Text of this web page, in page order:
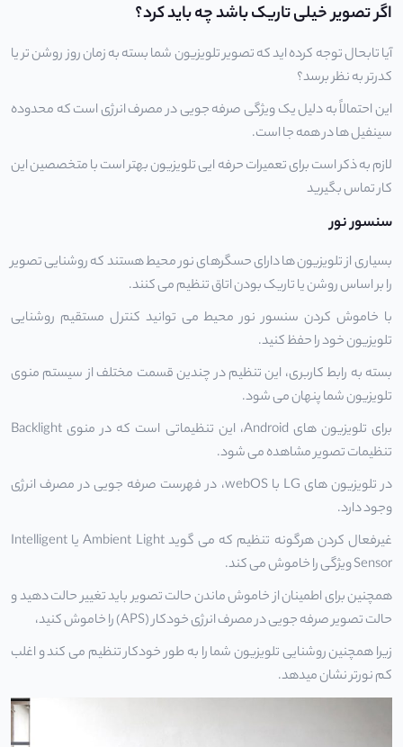
اگر تصویر خیلی تاریک باشد چه باید کرد؟
آیا تابحال توجه کرده اید که تصویر تلویزیون شما بسته به زمان روز روشن تر یا
کدرتر به نظر برسد؟
این احتمالاً به دلیل یک ویژگی صرفه جویی در مصرف انرژی است که محدوده
سینفیل ها در همه جا است.
لازم به ذکر است برایتعمیرات حرفه اییتلویزیون بهتر است با متخصصین این
کار تماس بگیرید
سنسور نور
بسیاری از تلویزیون ها دارای حسگرهای نور محیط هستند که روشنایی تصویر
را بر اساس روشن یا تاریک بودن اتاق تنظیم می کنند.
با خاموش کردن سنسور نور محیط می توانید کنترل مستقیم روشنایی
تلویزیون خود را حفظ کنید.
بسته به رابط کاربری، این تنظیم در چندین قسمت مختلف از سیستم منوی
تلویزیون شما پنهان می شود.
برای تلویزیون های Android، این تنظیماتی است که در منوی Backlight
تنظیمات تصویر مشاهده می شود.
در تلویزیون های LG با webOS، در فهرست صرفه جویی در مصرف انرژی
وجود دارد.
غیرفعال کردن هرگونه تنظیم که می گوید Ambient Light یا Intelligent
Sensor ویژگی را خاموش می کند.
همچنین برای اطمینان از خاموش ماندن حالت تصویر باید تغییر حالت دهید و
حالت تصویر صرفه جویی در مصرف انرژی خودکار (APS) را خاموش کنید،
زیرا همچنین روشنایی تلویزیون شما را به طور خودکار تنظیم می کند و اغلب
کم نورتر نشان میدهد.